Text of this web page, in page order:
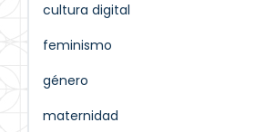
cultura digital
feminismo
género
maternidad